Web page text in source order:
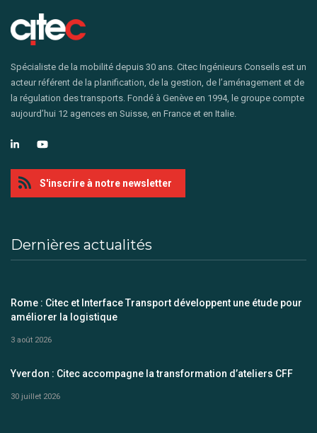
Spécialiste de la mobilité depuis 30 ans. Citec Ingénieurs Conseils est un
acteur référent de la planification, de la gestion, de l’aménagement et de
la régulation des transports. Fondé à Genève en 1994, le groupe compte
aujourd’hui 12 agences en Suisse, en France et en Italie.
S'inscrire à notre newsletter
Dernières actualités
Rome : Citec et Interface Transport développent une étude pour
améliorer la logistique
3 août 2026
Yverdon : Citec accompagne la transformation d’ateliers CFF
30 juillet 2026